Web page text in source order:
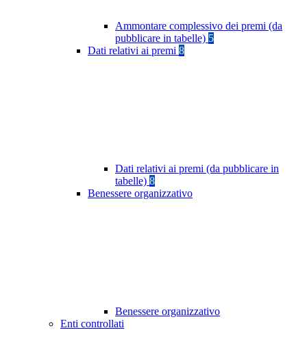
Ammontare complessivo dei premi (da
pubblicare in tabelle) 5
Dati relativi ai premi 8
Dati relativi ai premi (da pubblicare in
tabelle) 8
Benessere organizzativo
Benessere organizzativo
Enti controllati